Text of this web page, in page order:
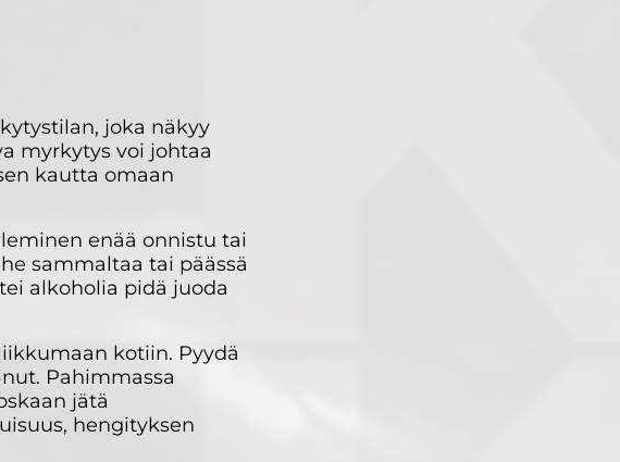
joka näkyy
myrkytys voi johtaa
kautta omaan
enää onnistu tai
sammaltaa tai päässä
alkoholia pidä juoda
kotiin. Pyydä
Pahimmassa
jätä
hengityksen